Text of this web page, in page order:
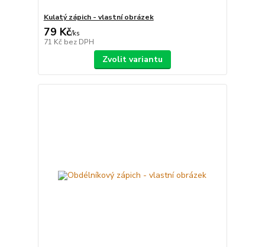
Kulatý zápich - vlastní obrázek
79 Kč/ks
71 Kč bez DPH
Zvolit variantu